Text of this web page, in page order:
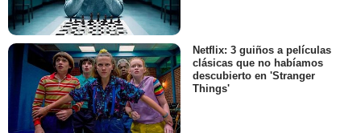
Netflix: 3 guiños a películas
clásicas que no habíamos
descubierto en 'Stranger
Things'